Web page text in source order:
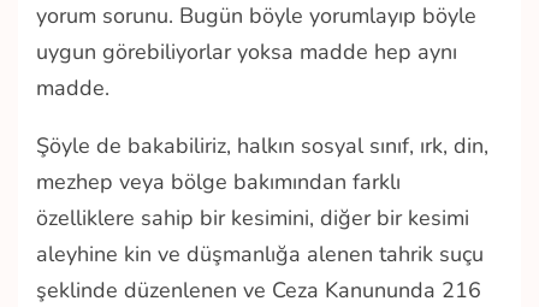
yorum sorunu. Bugün böyle yorumlayıp böyle
uygun görebiliyorlar yoksa madde hep aynı
madde.
Şöyle de bakabiliriz, halkın sosyal sınıf, ırk, din,
mezhep veya bölge bakımından farklı
özelliklere sahip bir kesimini, diğer bir kesimi
aleyhine kin ve düşmanlığa alenen tahrik suçu
şeklinde düzenlenen ve Ceza Kanununda 216